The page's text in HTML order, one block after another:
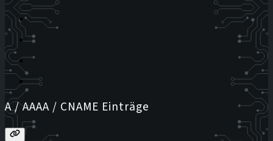
A / AAAA / CNAME Einträge